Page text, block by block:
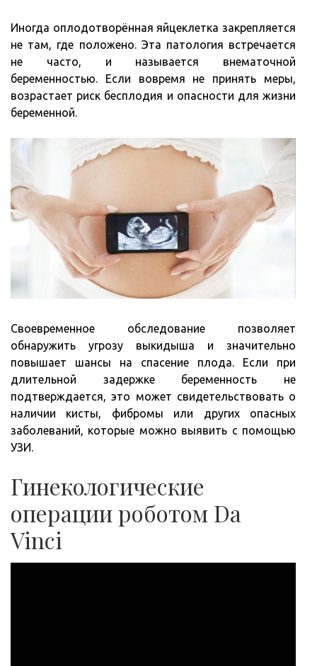
Иногда оплодотворённая яйцеклетка закрепляется
не там, где положено. Эта патология встречается
не часто, и называется внематочной
беременностью. Если вовремя не принять меры,
возрастает риск бесплодия и опасности для жизни
беременной.
Своевременное обследование позволяет
обнаружить угрозу выкидыша и значительно
повышает шансы на спасение плода. Если при
длительной задержке беременность не
подтверждается, это может свидетельствовать о
наличии кисты, фибромы или других опасных
заболеваний, которые можно выявить с помощью
УЗИ.
Гинекологические
операции роботом Da
Vinci